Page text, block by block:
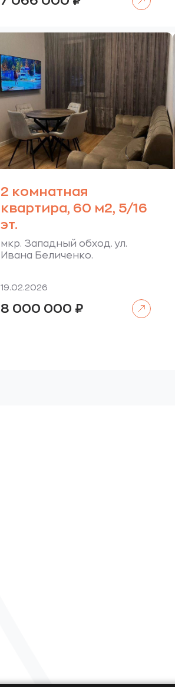
2 комнатная
квартира, 60 м2, 5/16
эт.
мкр. Западный обход. ул.
Ивана Беличенко.
19.02.2026
8 000 000 ₽